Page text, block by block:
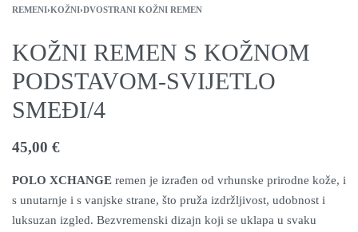
REMENI›KOŽNI›DVOSTRANI KOŽNI REMEN
KOŽNI REMEN S KOŽNOM
PODSTAVOM-SVIJETLO
SMEĐI/4
45,00 €
POLO XCHANGE remen je izrađen od vrhunske prirodne kože, i
s unutarnje i s vanjske strane, što pruža izdržljivost, udobnost i
luksuzan izgled. Bezvremenski dizajn koji se uklapa u svaku